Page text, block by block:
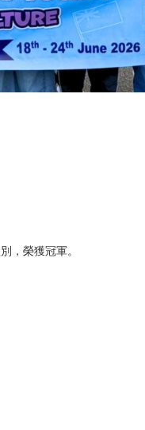
，榮獲冠軍。